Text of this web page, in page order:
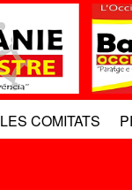
LES COMITATS